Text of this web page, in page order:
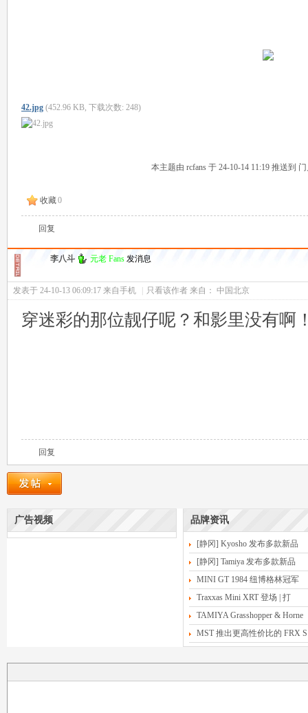
42.jpg (452.96 KB, 下载次数: 248)
本主题由 rcfans 于 24-10-14 11:19 推送到
收藏0
回复
李八斗 元老 Fans 发消息
发表于 24-10-13 06:09:17 来自手机 只看该作者 来自： 中国北京
穿迷彩的那位靓仔呢？和影里没有啊
回复
广告视频 品牌资讯
[静冈] Kyosho 发布多款新品
[静冈] Tamiya 发布多款新品
MINI GT 1984 纽博格林冠军
Traxxas Mini XRT 登场 | 打
TAMIYA Grasshopper & Horne
MST 推出更高性价比的 FRX S